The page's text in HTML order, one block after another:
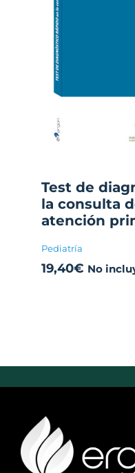
Test de
la consulta
atención
Pediatría
19,40€ No